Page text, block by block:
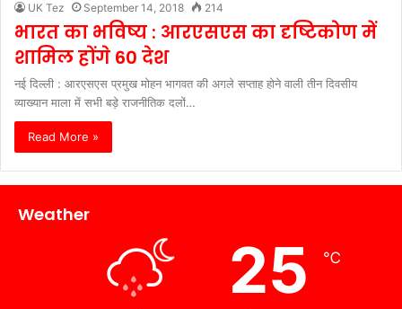
UK Tez September 14, 2018 214
भारत का भविष्य : आरएसएस का दृष्टिकोण में
शामिल होंगे 60 देश
नई दिल्ली : आरएसएस प्रमुख मोहन भागवत की अगले सप्ताह होने वाली तीन दिवसीय
व्याख्यान माला में सभी बड़े राजनीतिक दलों…
Read More »
Weather
25 ℃